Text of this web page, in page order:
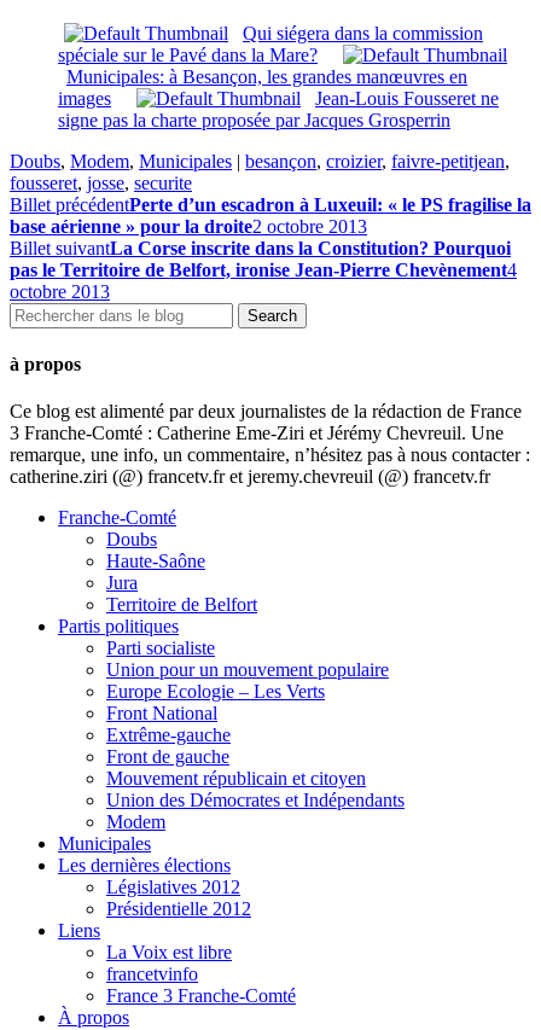
Qui siégera dans la commission
spéciale sur le Pavé dans la Mare?
Municipales: à Besançon, les grandes manœuvres en
images
Jean-Louis Fousseret ne
signe pas la charte proposée par Jacques Grosperrin
Doubs, Modem, Municipales | besançon, croizier, faivre-petitjean,
fousseret, josse, securite
Billet précédentPerte d’un escadron à Luxeuil: « le PS fragilise la
base aérienne » pour la droite2 octobre 2013
Billet suivantLa Corse inscrite dans la Constitution? Pourquoi
pas le Territoire de Belfort, ironise Jean-Pierre Chevènement4
octobre 2013
à propos
Ce blog est alimenté par deux journalistes de la rédaction de France
3 Franche-Comté : Catherine Eme-Ziri et Jérémy Chevreuil. Une
remarque, une info, un commentaire, n’hésitez pas à nous contacter :
catherine.ziri (@) francetv.fr et jeremy.chevreuil (@) francetv.fr
Franche-Comté
Doubs
Haute-Saône
Jura
Territoire de Belfort
Partis politiques
Parti socialiste
Union pour un mouvement populaire
Europe Ecologie – Les Verts
Front National
Extrême-gauche
Front de gauche
Mouvement républicain et citoyen
Union des Démocrates et Indépendants
Modem
Municipales
Les dernières élections
Législatives 2012
Présidentielle 2012
Liens
La Voix est libre
francetvinfo
France 3 Franche-Comté
À propos